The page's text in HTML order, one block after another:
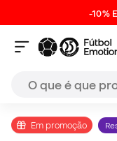
-10%
Em promoção